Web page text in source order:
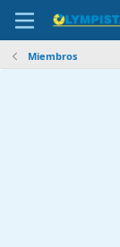
Miembros